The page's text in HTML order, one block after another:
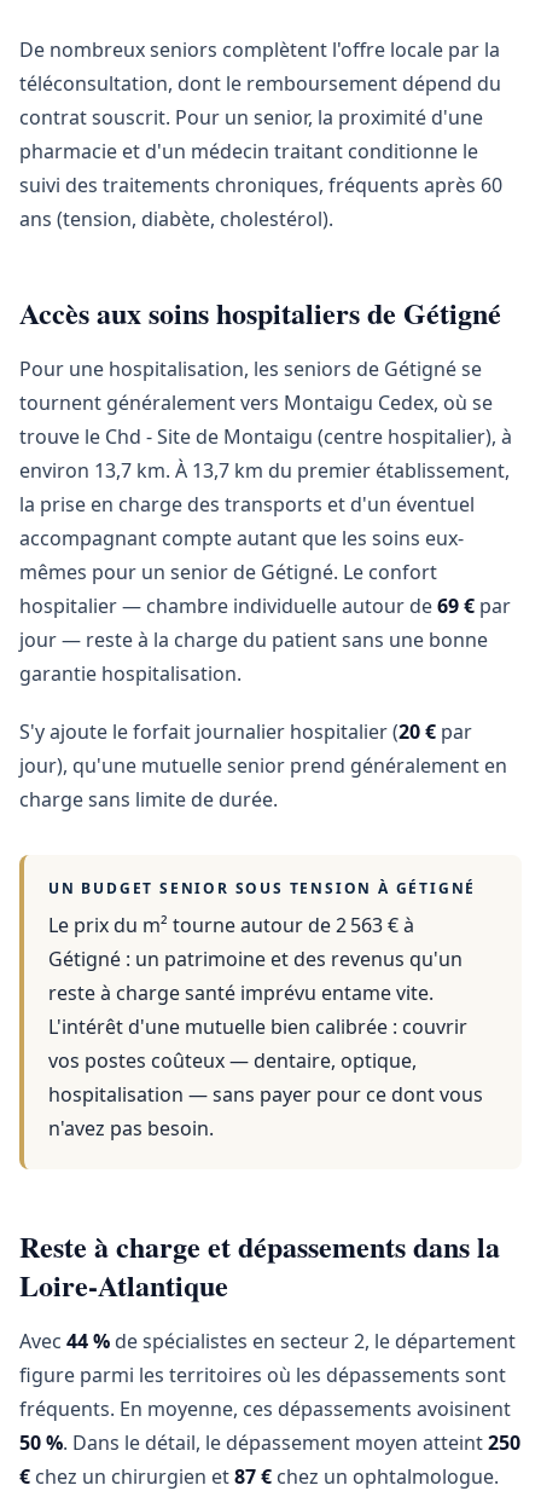
De nombreux seniors complètent l'offre locale par la
téléconsultation, dont le remboursement dépend du
contrat souscrit. Pour un senior, la proximité d'une
pharmacie et d'un médecin traitant conditionne le
suivi des traitements chroniques, fréquents après 60
ans (tension, diabète, cholestérol).
Accès aux soins hospitaliers de Gétigné
Pour une hospitalisation, les seniors de Gétigné se
tournent généralement vers Montaigu Cedex, où se
trouve le Chd - Site de Montaigu (centre hospitalier), à
environ 13,7 km. À 13,7 km du premier établissement,
la prise en charge des transports et d'un éventuel
accompagnant compte autant que les soins eux-
mêmes pour un senior de Gétigné. Le confort
hospitalier — chambre individuelle autour de69 € par
jour — reste à la charge du patient sans une bonne
garantie hospitalisation.
S'y ajoute le forfait journalier hospitalier (20 € par
jour), qu'une mutuelle senior prend généralement en
charge sans limite de durée.
UN BUDGET SENIOR SOUS TENSION À GÉTIGNÉ
Le prix du m² tourne autour de 2 563 €à
Gétigné : un patrimoine et des revenus qu'un
reste à charge santé imprévu entame vite.
L'intérêt d'une mutuelle bien calibrée : couvrir
vos postes coûteux — dentaire, optique,
hospitalisation — sans payer pour ce dont vous
n'avez pas besoin.
Reste à charge et dépassements dans la
Loire-Atlantique
Avec 44 % de spécialistes en secteur 2, le département
figure parmi les territoires où les dépassements sont
fréquents. En moyenne, ces dépassements avoisinent
50 %. Dans le détail, le dépassement moyen atteint250
€ chez un chirurgien et87 € chez un ophtalmologue.